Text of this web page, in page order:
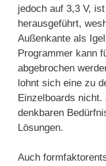
jedoch auf 3,3 V,
herausgeführt,
Außenkante als
Programmer kann
abgebrochen
lohnt sich eine zu
Einzelboards
denkbaren
Lösungen.
Auch